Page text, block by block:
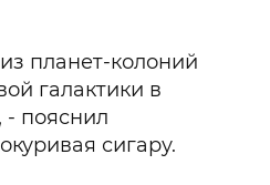
планет-колоний
галактики в
- пояснил
сигару.